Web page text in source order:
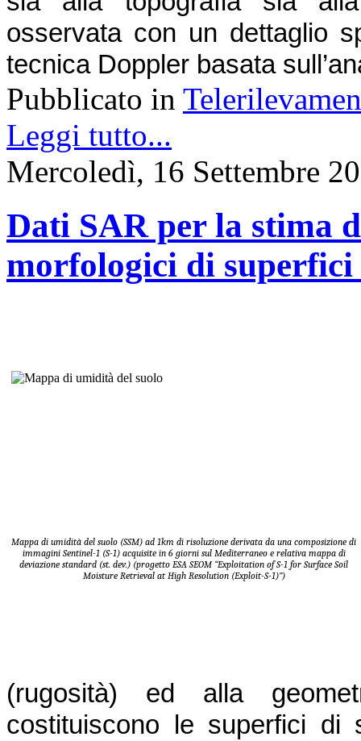
osservata con un dettaglio
tecnica Doppler basata
Pubblicato in
Leggi tutto...
Mercoledì, 16 Settembre
Dati SAR per la stima
morfologici di superfici
Mappa di umidità del suolo (SSM) ad 1km di risoluzione derivata da una composizione di
immagini Sentinel-1 (S-1) acquisite in 6 giorni sul Mediterraneo e relativa mappa di
deviazione standard (st. dev.) (progetto ESA SEOM “Exploitation of S-1 for Surface Soil
Moisture Retrieval at High Resolution (Exploit-S-1)”)
(rugosità) ed alla
costituiscono le superfici di